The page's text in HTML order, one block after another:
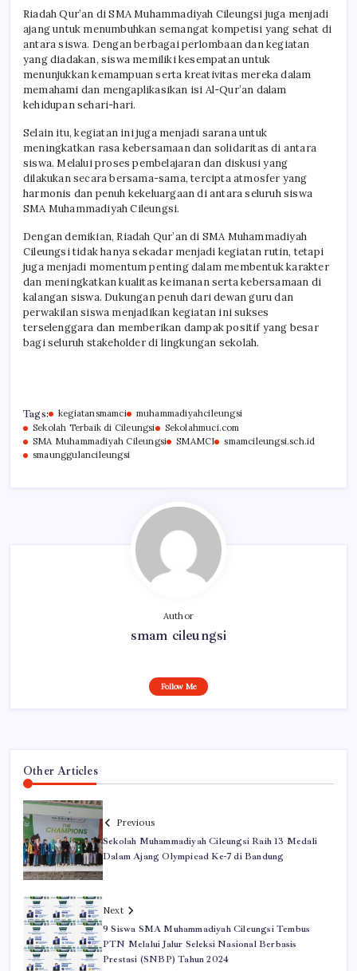
Riadah Qur’an di SMA Muhammadiyah Cileungsi juga menjadi
ajang untuk menumbuhkan semangat kompetisi yang sehat di
antara siswa. Dengan berbagai perlombaan dan kegiatan
yang diadakan, siswa memiliki kesempatan untuk
menunjukkan kemampuan serta kreativitas mereka dalam
memahami dan mengaplikasikan isi Al-Qur’an dalam
kehidupan sehari-hari.
Selain itu, kegiatan ini juga menjadi sarana untuk
meningkatkan rasa kebersamaan dan solidaritas di antara
siswa. Melalui proses pembelajaran dan diskusi yang
dilakukan secara bersama-sama, tercipta atmosfer yang
harmonis dan penuh kekeluargaan di antara seluruh siswa
SMA Muhammadiyah Cileungsi.
Dengan demikian, Riadah Qur’an di SMA Muhammadiyah
Cileungsi tidak hanya sekadar menjadi kegiatan rutin, tetapi
juga menjadi momentum penting dalam membentuk karakter
dan meningkatkan kualitas keimanan serta kebersamaan di
kalangan siswa. Dukungan penuh dari dewan guru dan
perwakilan siswa menjadikan kegiatan ini sukses
terselenggara dan memberikan dampak positif yang besar
bagi seluruh stakeholder di lingkungan sekolah.
Tags: kegiatansmamci
muhammadiyahcileungsi
Sekolah Terbaik di Cileungsi
Sekolahmuci.com
SMA Muhammadiyah Cileungsi
SMAMCI
smamcileungsi.sch.id
smaunggulancileungsi
Author
smam cileungsi
Follow Me
Other Articles
Previous
Sekolah Muhammadiyah Cileungsi Raih 13 Medali
Dalam Ajang Olympicad Ke-7 di Bandung
Next
9 Siswa SMA Muhammadiyah Cileungsi Tembus
PTN Melalui Jalur Seleksi Nasional Berbasis
Prestasi (SNBP) Tahun 2024